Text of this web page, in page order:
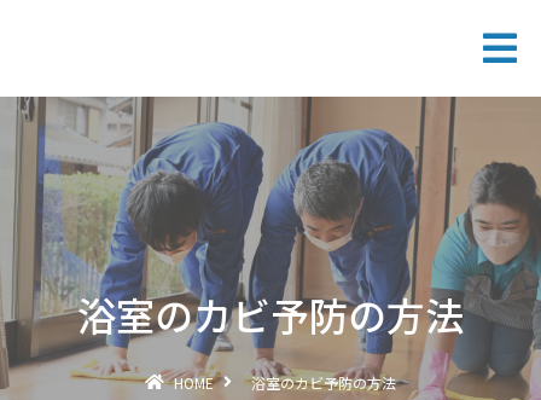
浴室のカビ予防の方法
HOME 浴室のカビ予防の方法